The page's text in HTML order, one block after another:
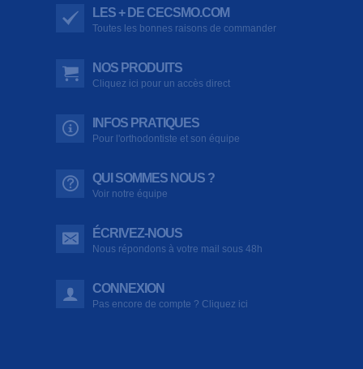
LES + DE CECSMO.COM
Toutes les bonnes raisons de commander
NOS PRODUITS
Cliquez ici pour un accès direct
INFOS PRATIQUES
Pour l'orthodontiste et son équipe
QUI SOMMES NOUS ?
Voir notre équipe
ÉCRIVEZ-NOUS
Nous répondons à votre mail sous 48h
CONNEXION
Pas encore de compte ? Cliquez ici